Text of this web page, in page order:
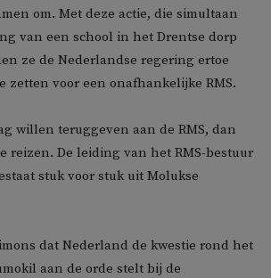
om. Met deze actie, die simultaan
van een school in het Drentse dorp
ze de Nederlandse regering ertoe
zetten voor een onafhankelijke RMS.
willen teruggeven aan de RMS, dan
reizen. De leiding van het RMS-bestuur
stuk voor stuk uit Molukse
dat Nederland de kwestie rond het
aan de orde stelt bij de